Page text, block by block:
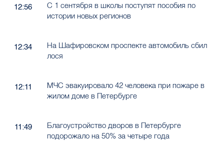
12:56
С 1 сентября в школы поступят пособия по
истории новых регионов
12:34
На Шафировском проспекте автомобиль сбил
лося
12:11
МЧС эвакуировало 42 человека при пожаре в
жилом доме в Петербурге
11:49
Благоустройство дворов в Петербурге
подорожало на 50% за четыре года